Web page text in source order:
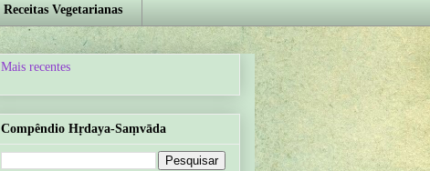
Receitas Vegetarianas
Mais recentes
Compêndio Hṛdaya-Saṃvāda